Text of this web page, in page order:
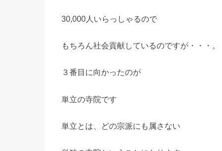
30,000人いらっしゃるので
もちろん社会貢献しているのですが・・・。
３番目に向かったのが
単立の寺院です
単立とは、どの宗派にも属さない